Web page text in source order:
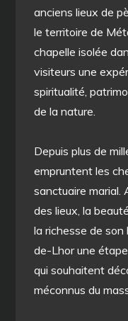
anciens lieux de
le territoire de
chapelle isolée
visiteurs une
spiritualité,
de la nature.
Depuis plus de
empruntent les
sanctuaire marial.
des lieux, la
la richesse de
de-Lhor une
qui souhaitent
méconnus du